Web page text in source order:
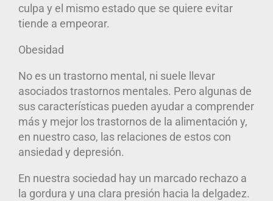
culpa y el mismo estado que se quiere evitar
tiende a empeorar.
Obesidad
No es un trastorno mental, ni suele llevar
asociados trastornos mentales. Pero algunas de
sus características pueden ayudar a comprender
más y mejor los trastornos de la alimentación y,
en nuestro caso, las relaciones de estos con
ansiedad y depresión.
En nuestra sociedad hay un marcado rechazo a
la gordura y una clara presión hacia la delgadez.